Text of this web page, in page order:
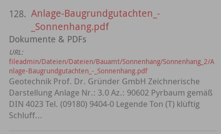
128. Anlage-Baugrundgutachten_-
_Sonnenhang.pdf
Dokumente & PDFs
URL:
fileadmin/Dateien/Dateien/Bauamt/Sonnenhang/Sonnenhang_2/A
nlage-Baugrundgutachten_-_Sonnenhang.pdf
Geotechnik Prof. Dr. Gründer GmbH Zeichnerische
Darstellung Anlage Nr.: 3.0 Az.: 90602 Pyrbaum gemäß
DIN 4023 Tel. (09180) 9404-0 Legende Ton (T) klüftig
Schluff...